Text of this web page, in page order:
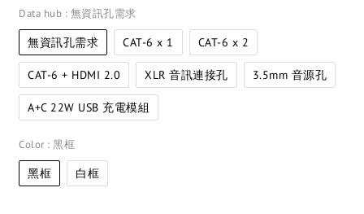
Data hub : 無資訊孔需求
無資訊孔需求 CAT-6 x 1 CAT-6 x 2
CAT-6 + HDMI 2.0 XLR 音訊連接孔 3.5mm 音源孔
A+C 22W USB 充電模組
Color : 黑框
黑框 白框